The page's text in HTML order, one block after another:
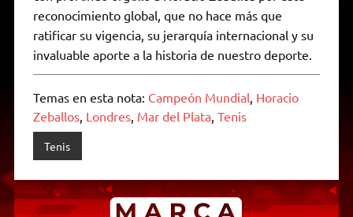
reconocimiento global, que no hace más que
ratificar su vigencia, su jerarquía internacional y su
invaluable aporte a la historia de nuestro deporte.
Temas en esta nota: Campeón Mundial, Horacio
Zeballos, Londres, Mar del Plata, Tenis
Tenis